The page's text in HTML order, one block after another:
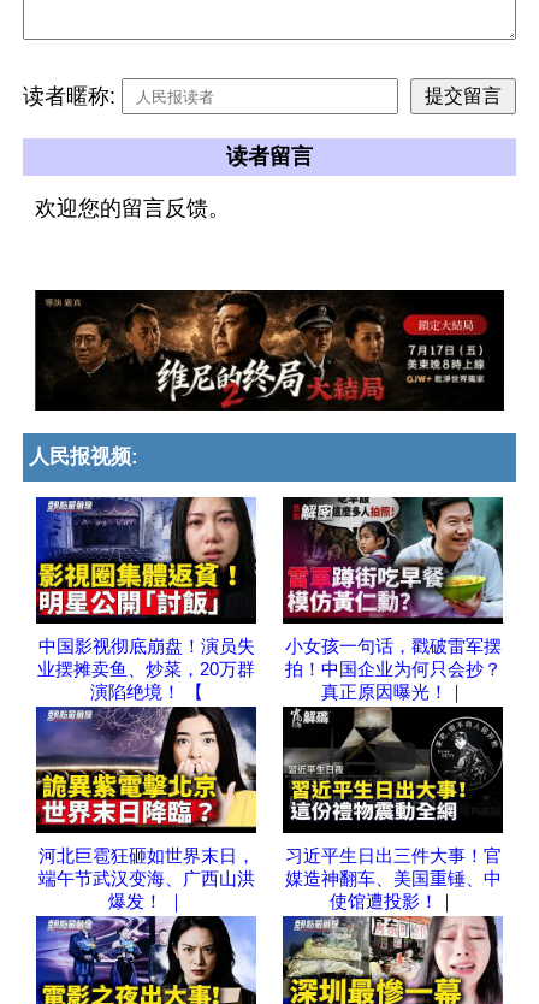
读者暱称:
读者留言
欢迎您的留言反馈。
人民报视频:
中国影视彻底崩盘！演员失
业摆摊卖鱼、炒菜，20万群
演陷绝境！ 【
小女孩一句话，戳破雷军摆
拍！中国企业为何只会抄？
真正原因曝光！｜
河北巨雹狂砸如世界末日，
端午节武汉变海、广西山洪
爆发！ ｜
习近平生日出三件大事！官
媒造神翻车、美国重锤、中
使馆遭投影！｜